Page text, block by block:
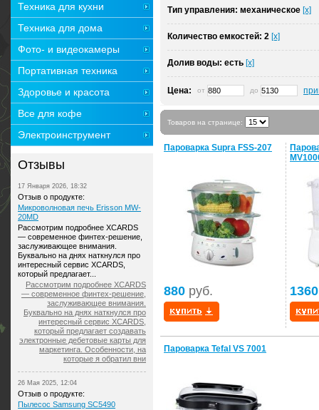
Тип управления: механическое [x]
Количество емкостей: 2 [x]
Долив воды: есть [x]
Цена: от до
Товаров на странице:
Пароварка Supra FSS-207
880 руб. 1360
Пароварка Tefal VS 7001
Техника для кухни
Техника для дома
Фото- и видеокамеры
Портативная техника
Здоровье и красота
Все для кофе
Электроинструмент
Отзывы
17 Января 2026, 18:32
Отзыв о продукте:
Микроволновая печь Erisson MW-
20MD
Рассмотрим подробнее XCARDS
— современное финтех-решение,
заслуживающее внимания.
Буквально на днях наткнулся про
интересный сервис XCARDS,
который предлагает...
Рассмотрим подробнее XCARDS
— современное финтех-решение,
заслуживающее внимания.
Буквально на днях наткнулся про
интересный сервис XCARDS,
который предлагает создавать
электронные дебетовые карты для
маркетинга. Особенности, на
которые я обратил вни
26 Мая 2025, 12:04
Отзыв о продукте:
Пылесос Samsung SC5490